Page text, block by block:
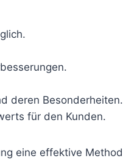
deren Besonderheiten.
für den Kunden.
eine effektive